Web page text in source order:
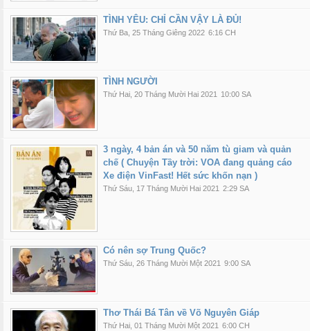
TÌNH YÊU: CHỈ CẦN VẬY LÀ ĐỦ!
Thứ Ba, 25 Tháng Giêng 2022 6:16 CH
TÌNH NGƯỜI
Thứ Hai, 20 Tháng Mười Hai 2021 10:00 SA
3 ngày, 4 bản án và 50 năm tù giam và quản
chế ( Chuyện Tầy trời: VOA đang quảng cáo
Xe điện VinFast! Hết sức khốn nạn )
Thứ Sáu, 17 Tháng Mười Hai 2021 2:29 SA
Có nên sợ Trung Quốc?
Thứ Sáu, 26 Tháng Mười Một 2021 9:00 SA
Thơ Thái Bá Tân về Võ Nguyên Giáp
Thứ Hai, 01 Tháng Mười Một 2021 6:00 CH